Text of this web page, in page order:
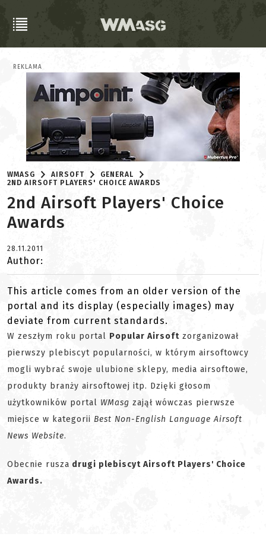
REKLAMA
WMASG AIRSOFT
GENERAL
2ND AIRSOFT PLAYERS' CHOICE AWARDS
2nd Airsoft Players' Choice
Awards
28.11.2011
Author:
This article comes from an older version of the
portal and its display (especially images) may
deviate from current standards.
W zeszłym roku portal Popular Airsoft zorganizował
pierwszy plebiscyt popularności, w którym airsoftowcy
mogli wybrać swoje ulubione sklepy, media airsoftowe,
produkty branży airsoftowej itp. Dzięki głosom
użytkowników portal WMasg zajął wówczas pierwsze
miejsce w kategorii Best Non-English Language Airsoft
News Website.
Obecnie rusza drugi plebiscyt Airsoft Players' Choice
Awards.